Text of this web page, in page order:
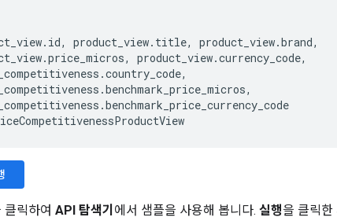
. id, product_view. title, product_view.brand,
.price_micros, product_view.currency_code,
.country_code,
.benchmark_price_micros,
.benchmark_price_currency_code
클릭하여 API 탐색기 에서 샘플을 사용해 봅니다. 실행을 클릭